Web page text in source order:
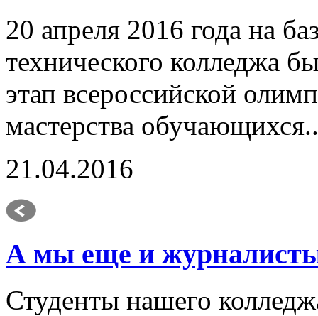
20 апреля 2016 года на
технического колледжа
этап всероссийской
мастерства
21.04.2016
А мы еще и
Студенты нашего